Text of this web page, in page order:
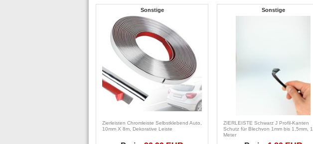
Sonstige
Zierleisten Chromleiste Selbstklebend Auto,
10mm X 8m, Dekorative Leiste
Sonstige
ZIERLEISTE Schwarz J Profil-Kanten
Schutz für Blechvon 1mm bis 1,5mm, 1
Meter